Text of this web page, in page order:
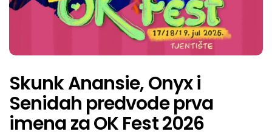
Skunk Anansie, Onyx i
Senidah predvode prva
imena za OK Fest 2026